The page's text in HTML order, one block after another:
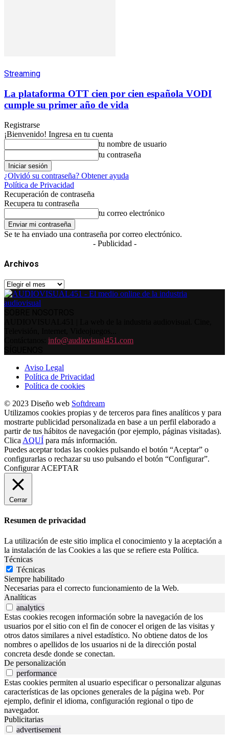
Streaming
La plataforma OTT cien por cien española VODI
cumple su primer año de vida
Registrarse
¡Bienvenido! Ingresa en tu cuenta
tu nombre de usuario
tu contraseña
¿Olvidó su contraseña? Obtener ayuda
Política de Privacidad
Recuperación de contraseña
Recupera tu contraseña
tu correo electrónico
Se te ha enviado una contraseña por correo electrónico.
- Publicidad -
Archivos
Archivos
info@audiovisual451.com
Aviso Legal
Política de Privacidad
Política de cookies
© 2023 Diseño web Softdream
Utilizamos cookies propias y de terceros para fines analíticos y para
mostrarte publicidad personalizada en base a un perfil elaborado a
partir de tus hábitos de navegación (por ejemplo, páginas visitadas).
Clica AQUÍ para más información.
Puedes aceptar todas las cookies pulsando el botón “Aceptar” o
configurarlas o rechazar su uso pulsando el botón “Configurar”.
Configurar ACEPTAR
Cerrar
Resumen de privacidad
La utilización de este sitio implica el conocimiento y la aceptación a
la instalación de las Cookies a las que se refiere esta Política.
Técnicas
Técnicas
Siempre habilitado
Necesarias para el correcto funcionamiento de la Web.
Analíticas
analytics
Estas cookies recogen información sobre la navegación de los
usuarios por el sitio con el fin de conocer el origen de las visitas y
otros datos similares a nivel estadístico. No obtiene datos de los
nombres o apellidos de los usuarios ni de la dirección postal
concreta desde donde se conectan.
De personalización
performance
Estas cookies permiten al usuario especificar o personalizar algunas
características de las opciones generales de la página web. Por
ejemplo, definir el idioma, configuración regional o tipo de
navegador.
Publicitarias
advertisement